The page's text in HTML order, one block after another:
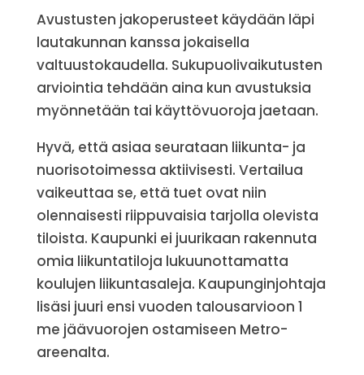
Avustusten jakoperusteet käydään läpi
lautakunnan kanssa jokaisella
valtuustokaudella. Sukupuolivaikutusten
arviointia tehdään aina kun avustuksia
myönnetään tai käyttövuoroja jaetaan.
Hyvä, että asiaa seurataan liikunta- ja
nuorisotoimessa aktiivisesti. Vertailua
vaikeuttaa se, että tuet ovat niin
olennaisesti riippuvaisia tarjolla olevista
tiloista. Kaupunki ei juurikaan rakennuta
omia liikuntatiloja lukuunottamatta
koulujen liikuntasaleja. Kaupunginjohtaja
lisäsi juuri ensi vuoden talousarvioon 1
me jäävuorojen ostamiseen Metro-
areenalta.